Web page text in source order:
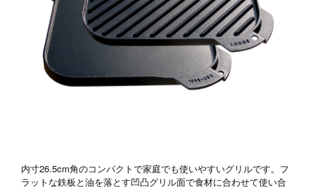
内寸26.5cm角のコンパクトで家庭でも使いやすいグリルです。フ
ラットな鉄板と油を落とす凹凸グリル面で食材に合わせて使い合